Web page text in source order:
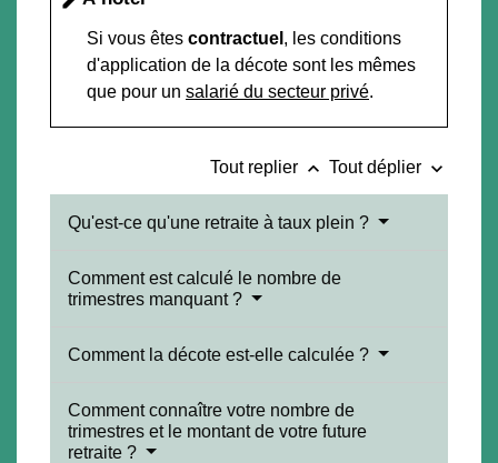
Si vous êtes contractuel , les conditions
d'application de la décote sont les mêmes
que pour un salarié du secteur privé.
Tout replier keyboard_arrow_up Tout déplier keyboard_arrow_down
Qu'est-ce qu'une retraite à taux plein ?
Comment est calculé le nombre de
trimestres manquant ?
Comment la décote est-elle calculée ?
Comment connaître votre nombre de
trimestres et le montant de votre future
retraite ?